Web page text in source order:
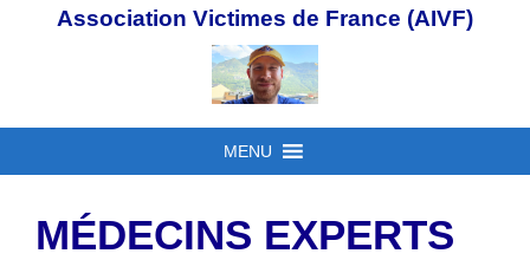
Association Victimes de France (AIVF)
MENU
MÉDECINS EXPERTS